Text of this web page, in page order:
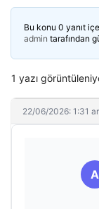
Bu konu 0 yanıt
admin tarafından
1 yazı
22/06/2026: 1:31
A